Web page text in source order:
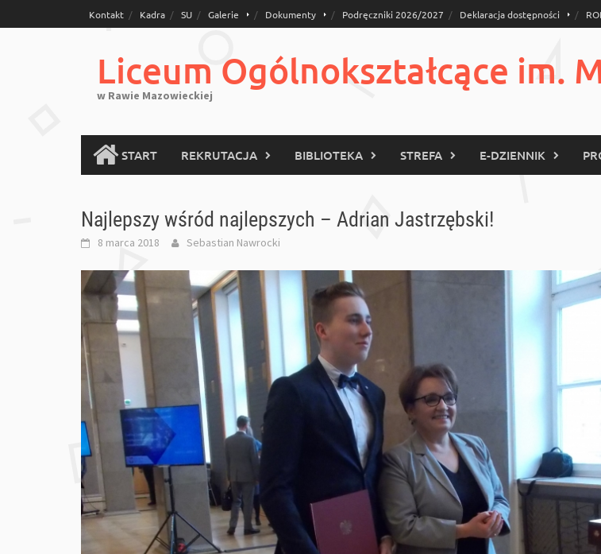
to
Kontakt Kadra SU Galerie Dokumenty Podręczniki 2026/2027 Deklaracja dostępności
Liceum Ogólnokształcące im.
w Rawie Mazowieckiej
START REKRUTACJA BIBLIOTEKA STREFA E-DZIENNIK
Najlepszy wśród najlepszych – Adrian Jastrzębski!
8 marca 2018 Sebastian Nawrocki